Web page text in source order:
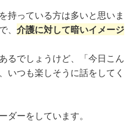
持っている方は多いと思いま
、 介護に対して暗いイメージ
るでしょうけど、「今日こん
いつも楽しそうに話をしてく
ダーをしています。